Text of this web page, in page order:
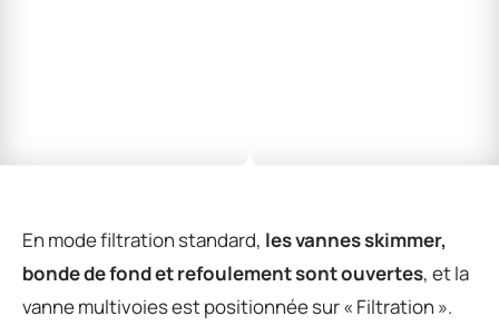
En mode filtration standard, les vannes skimmer,
bonde de fond et refoulement sont ouvertes, et la
vanne multivoies est positionnée sur « Filtration ».